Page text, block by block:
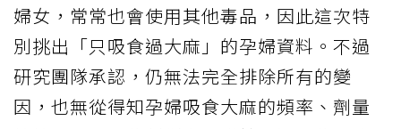
婦女，常常也會使用其他毒品，因此這次特
別挑出「只吸食過大麻」的孕婦資料。不過
研究團隊承認，仍無法完全排除所有的變
因，也無從得知孕婦吸食大麻的頻率、劑量